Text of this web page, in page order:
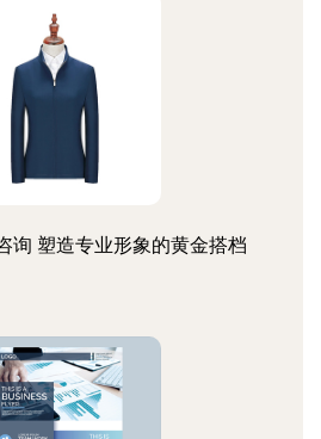
询 塑造专业形象的黄金搭档